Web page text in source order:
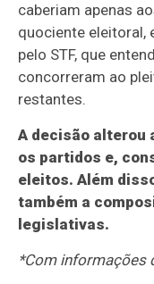
caberiam apenas
quociente eleitoral,
pelo STF, que
concorreram ao
restantes.
A decisão alterou
os partidos e,
eleitos. Além
também a
legislativas.
*Com informações